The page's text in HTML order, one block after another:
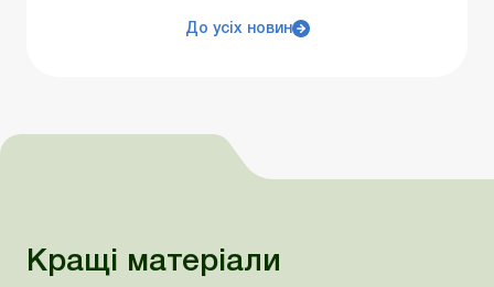
До усіх новин
Кращі матеріали